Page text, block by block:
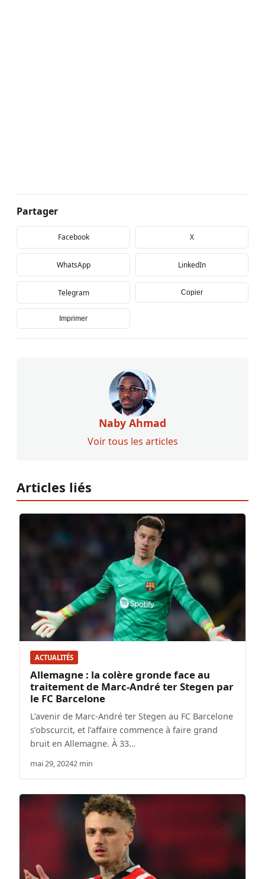
Partager
Facebook X
WhatsApp LinkedIn
Telegram Copier
Imprimer
Naby Ahmad
Voir tous les articles
Articles liés
ACTUALITÉS
Allemagne : la colère gronde face au
traitement de Marc-André ter Stegen par
le FC Barcelone
L’avenir de Marc-André ter Stegen au FC Barcelone
s’obscurcit, et l’affaire commence à faire grand
bruit en Allemagne. À 33…
mai 29, 20242 min